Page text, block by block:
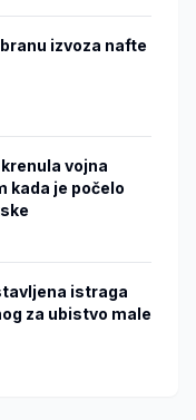
izvoza nafte
vojna
kada je počelo
istraga
za ubistvo male